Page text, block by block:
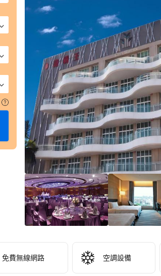
絕
—
9.3/10！
（分
數
彙
整
3538
則
評
語）
由
顧
客
於
實
入
城
免費無線網路 空調設備